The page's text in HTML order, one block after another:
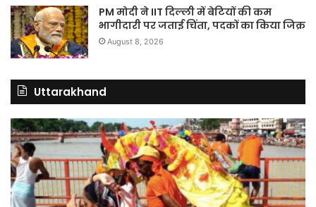
PM मोदी ने IIT दिल्ली में बेटियों की कम
भागीदारी पर जताई चिंता, पदकों का किया जिक्र
August 8, 2026
Uttarakhand